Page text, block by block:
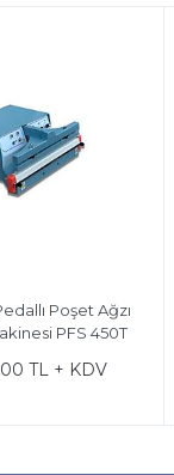
Poşet Ağzı
PFS 450T
TL + KDV